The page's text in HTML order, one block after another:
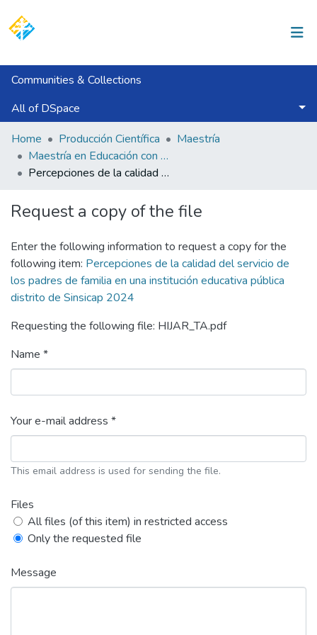
Communities & Collections
All of DSpace
Statistics
Home Producción Científica
Maestría
Maestría en Educación con Mención en Gestión y Acreditación Educativa
Percepciones de la calidad del servicio de los padres de familia en una institución educativa pública distrito de Sinsicap 2024
Request a copy of the file
Enter the following information to request a copy for the
following item: Percepciones de la calidad del servicio de
los padres de familia en una institución educativa pública
distrito de Sinsicap 2024
Requesting the following file: HIJAR_TA.pdf
Name *
Your e-mail address *
This email address is used for sending the file.
Files
All files (of this item) in restricted access
Only the requested file
Message